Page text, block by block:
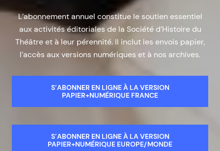
L’abonnement annuel constitue le soutien essentiel
aux activités éditoriales de la Société d’Histoire du
Théâtre et à leur pérennité. Il inclut les envois papier,
l’accès aux versions numériques et à nos archives.
S’ABONNER EN LIGNE À LA VERSION
PAPIER+NUMÉRIQUE FRANCE
S’ABONNER EN LIGNE À LA VERSION
PAPIER+NUMÉRIQUE EUROPE/MONDE